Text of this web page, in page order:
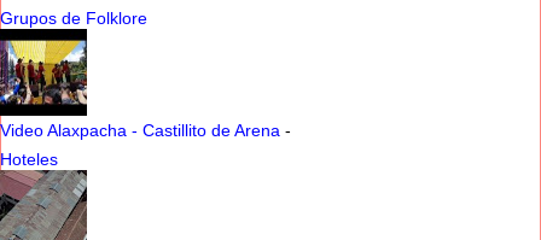
Grupos de Folklore
Video Alaxpacha - Castillito de Arena -
Hoteles